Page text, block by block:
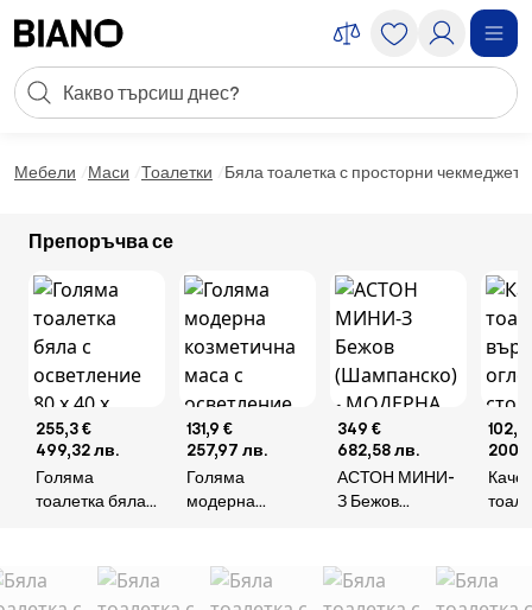
Търсене
Мебели Маси Тоалетки Бяла тоалетка с просторни чекмеджета
Препоръчва се
255,3 €
499,32 лв.
Голяма
тоалетка бяла с
131,9 €
257,97 лв.
Голяма
модерна
осветление
349 €
682,58 лв.
АСТОН МИНИ-
З Бежов
РАЗТЕГАТЕЛНА
102,3
стол